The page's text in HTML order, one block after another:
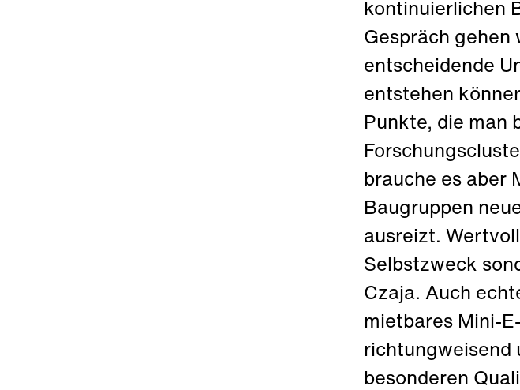
kontinuierlichen
Gespräch gehen
entscheidende
entstehen
Punkte, die man
brauche es aber
Baugruppen
ausreizt.
Selbstzweck
Czaja. Auch
mietbares Mini-
richtungweisend
besonderen